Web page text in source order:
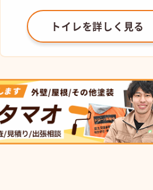
トイレを詳しく見る